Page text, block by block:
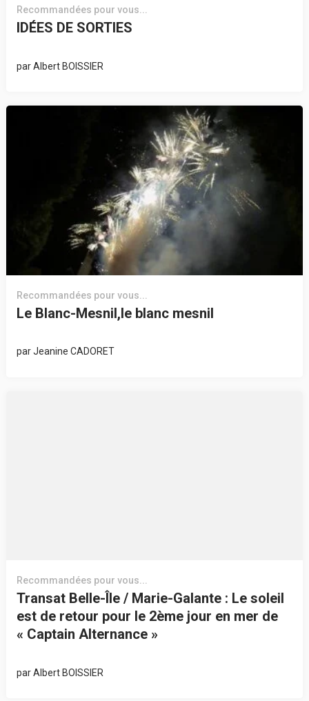
Recommandées pour vous...
IDÉES DE SORTIES
parAlbert BOISSIER
Recommandées pour vous...
Le Blanc-Mesnil,le blanc mesnil
parJeanine CADORET
Recommandées pour vous...
Transat Belle-Île / Marie-Galante : Le soleil
est de retour pour le 2ème jour en mer de
« Captain Alternance »
parAlbert BOISSIER